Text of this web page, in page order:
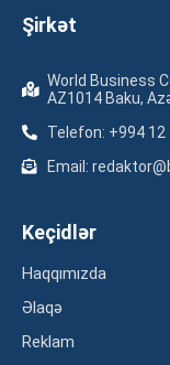
Şirkət
World Business
AZ1014 Baku,
Telefon: +994 12
Email:
Keçidlər
Haqqımızda
Əlaqə
Reklam